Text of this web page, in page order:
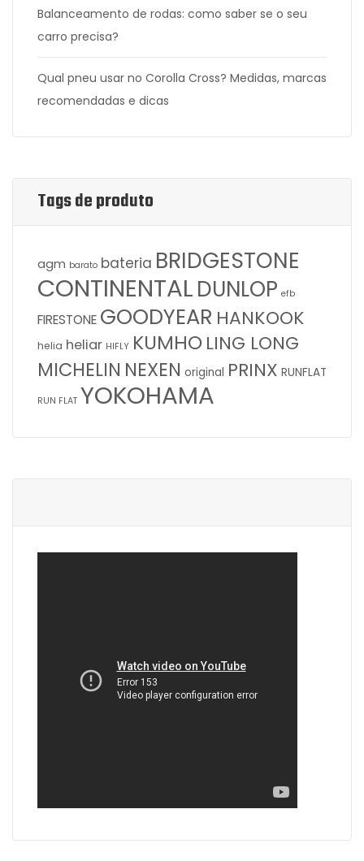
Balanceamento de rodas: como saber se o seu
carro precisa?
Qual pneu usar no Corolla Cross? Medidas, marcas
recomendadas e dicas
Tags de produto
agm barato bateria BRIDGESTONE
CONTINENTALDUNLOP efb
FIRESTONE GOODYEAR HANKOOK
helia heliar HIFLY KUMHO LING LONG
MICHELIN NEXEN original PRINX RUNFLAT
RUN FLAT YOKOHAMA